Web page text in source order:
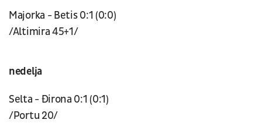
Majorka - Betis 0:1 (0:0)
/Altimira 45+1/
nedelja
Selta - Đirona 0:1 (0:1)
/Portu 20/